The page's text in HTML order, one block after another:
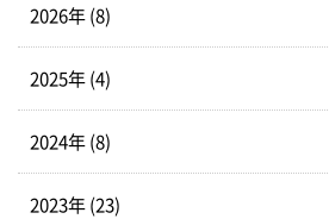
2026年 (8)
2025年 (4)
2024年 (8)
2023年 (23)